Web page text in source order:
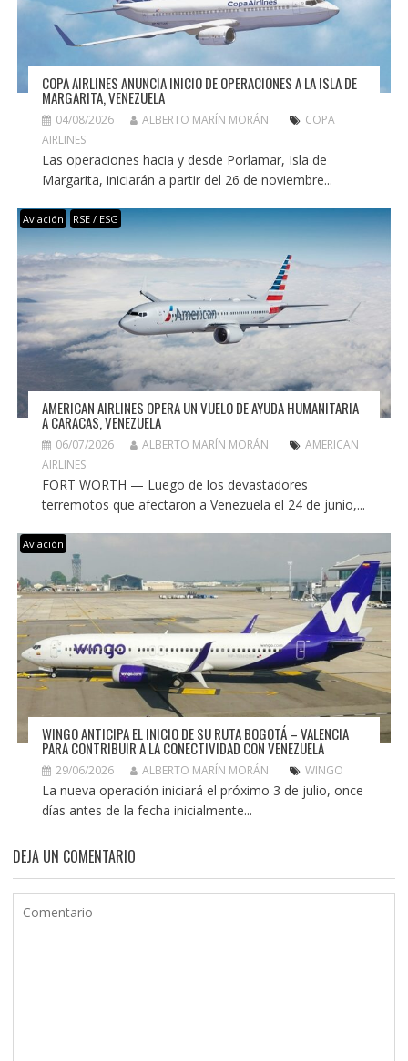
COPA AIRLINES ANUNCIA INICIO DE OPERACIONES A LA ISLA DE
MARGARITA, VENEZUELA
04/08/2026 ALBERTO MARÍN MORÁN
COPA
AIRLINES
Las operaciones hacia y desde Porlamar, Isla de
Margarita, iniciarán a partir del 26 de noviembre...
Aviación RSE / ESG
AMERICAN AIRLINES OPERA UN VUELO DE AYUDA HUMANITARIA
A CARACAS, VENEZUELA
06/07/2026 ALBERTO MARÍN MORÁN
AMERICAN
AIRLINES
FORT WORTH — Luego de los devastadores
terremotos que afectaron a Venezuela el 24 de junio,...
Aviación
WINGO ANTICIPA EL INICIO DE SU RUTA BOGOTÁ – VALENCIA
PARA CONTRIBUIR A LA CONECTIVIDAD CON VENEZUELA
29/06/2026 ALBERTO MARÍN MORÁN WINGO
La nueva operación iniciará el próximo 3 de julio, once
días antes de la fecha inicialmente...
DEJA UN COMENTARIO